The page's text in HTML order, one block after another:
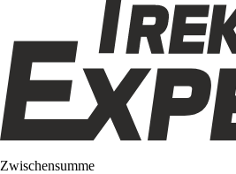
Zwischensumme